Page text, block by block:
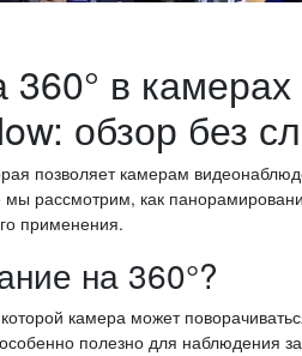
в камерах
обзор без
позволяет камерам
мы рассмотрим, как
применения.
на 360°?
камера может
полезно для наблюдения